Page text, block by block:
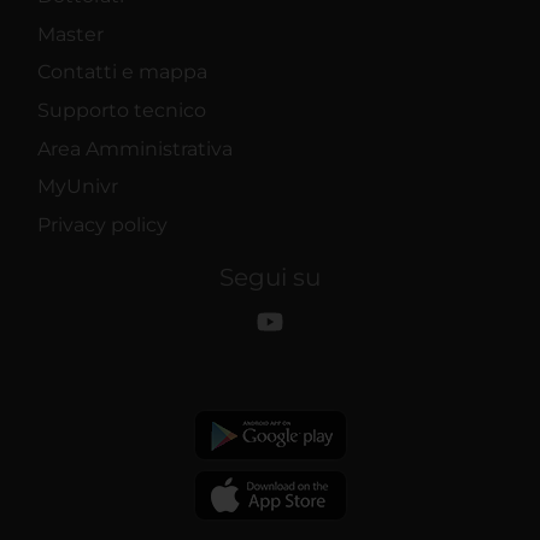
Master
Contatti e mappa
Supporto tecnico
Area Amministrativa
MyUnivr
Privacy policy
Segui su